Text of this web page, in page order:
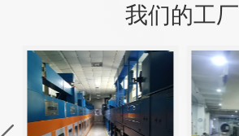
我们的工厂